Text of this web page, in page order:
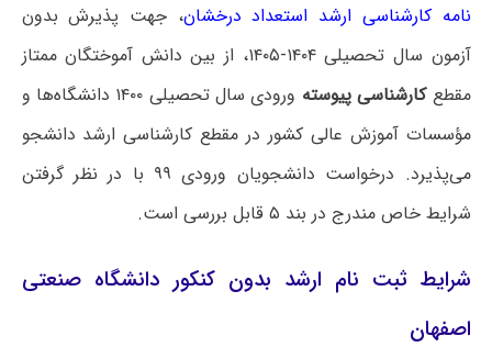
نامه کارشناسی ارشد استعداد درخشان، جهت پذیرش بدون
آزمون سال تحصیلی ۱۴۰۴-۱۴۰۵، از بین دانش آموختگان ممتاز
مقطعکارشناسی پیوسته
ورودی سال تحصیلی ۱۴۰۰ دانشگاه‌ها و
مؤسسات آموزش عالی کشور در مقطع کارشناسی ارشد دانشجو
می‌پذیرد. درخواست دانشجویان ورودی ۹۹ با در نظر گرفتن
شرایط خاص مندرج در بند ۵ قابل بررسی است.
شرایط ثبت نام ارشد بدون کنکور دانشگاه صنعتی
اصفهان